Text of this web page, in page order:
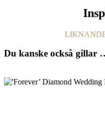
Du kanske också gillar